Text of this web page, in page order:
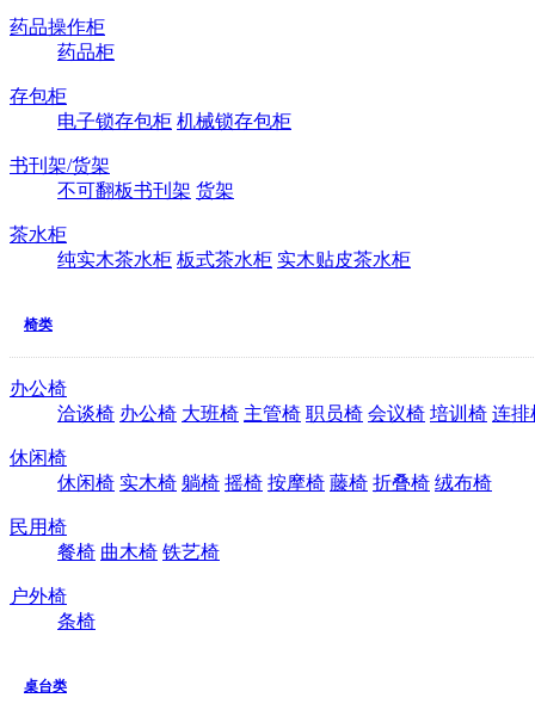
药品操作柜
药品柜
存包柜
电子锁存包柜 机械锁存包柜
书刊架/货架
不可翻板书刊架 货架
茶水柜
纯实木茶水柜 板式茶水柜 实木贴皮茶水柜
椅类
办公椅
洽谈椅 办公椅 大班椅 主管椅 职员椅 会议椅 培训椅 连排
休闲椅
休闲椅 实木椅 躺椅 摇椅 按摩椅 藤椅 折叠椅 绒布椅
民用椅
餐椅 曲木椅 铁艺椅
户外椅
条椅
桌台类